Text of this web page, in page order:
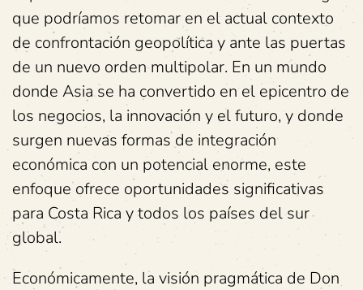
que podríamos retomar en el actual contexto
de confrontación geopolítica y ante las puertas
de un nuevo orden multipolar. En un mundo
donde Asia se ha convertido en el epicentro de
los negocios, la innovación y el futuro, y donde
surgen nuevas formas de integración
económica con un potencial enorme, este
enfoque ofrece oportunidades significativas
para Costa Rica y todos los países del sur
global.
Económicamente, la visión pragmática de Don